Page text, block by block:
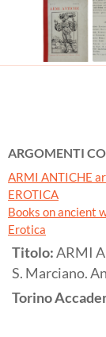
ARGOMENTI
ARMI ANTICHE
EROTICA
Books on ancient
Erotica
Titolo:ARMI
S. Marciano.
Torino